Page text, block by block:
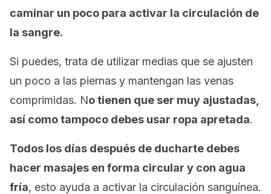
caminar un poco para activar la circulación de
la sangre.
Si puedes, trata de utilizar medias que se ajusten
un poco a las piernas y mantengan las venas
comprimidas. No tienen que ser muy ajustadas,
así como tampoco debes usar ropa apretada.
Todos los días después de ducharte debes
hacer masajes en forma circular y con agua
fría, esto ayuda a activar la circulación sanguínea.